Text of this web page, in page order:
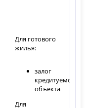
Для готового
жилья:
залог
кредитуемого
объекта
Для